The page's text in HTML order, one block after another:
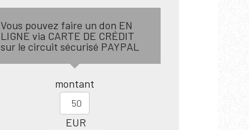
Vous pouvez faire un don EN
LIGNE via CARTE DE CRÉDIT
sur le circuit sécurisé PAYPAL
montant
EUR